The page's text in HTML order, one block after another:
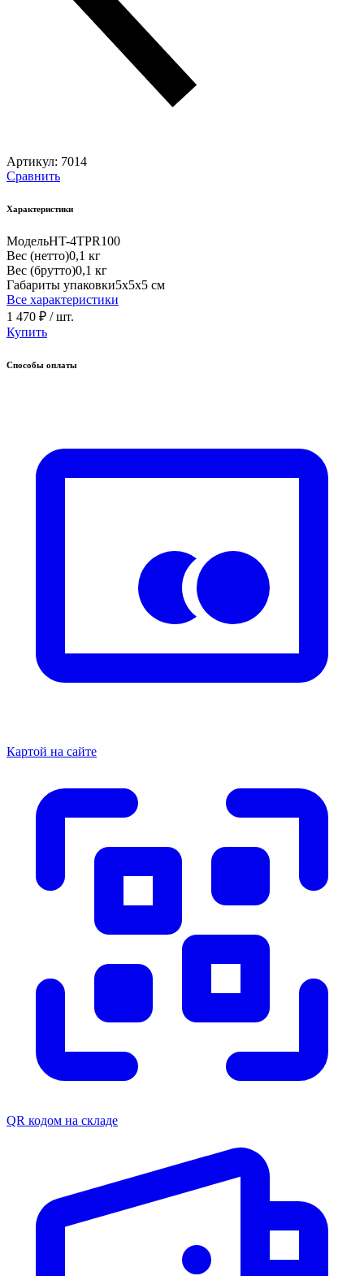
Артикул: 7014
Сравнить
Характеристики
МодельHT-4TPR100
Вес (нетто)0,1 кг
Вес (брутто)0,1 кг
Габариты упаковки5х5х5 см
Все характеристики
1 470 ₽ / шт.
Купить
Способы оплаты
Картой на сайте
QR кодом на складе